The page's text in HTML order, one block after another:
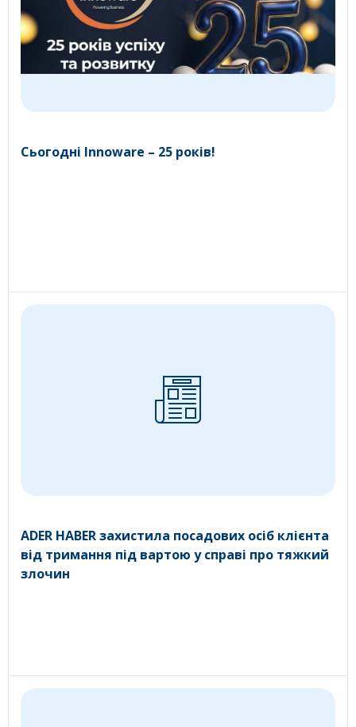
Сьогодні Innoware – 25 років!
ADER HABER захистила посадових осіб клієнта
від тримання під вартою у справі про тяжкий
злочин